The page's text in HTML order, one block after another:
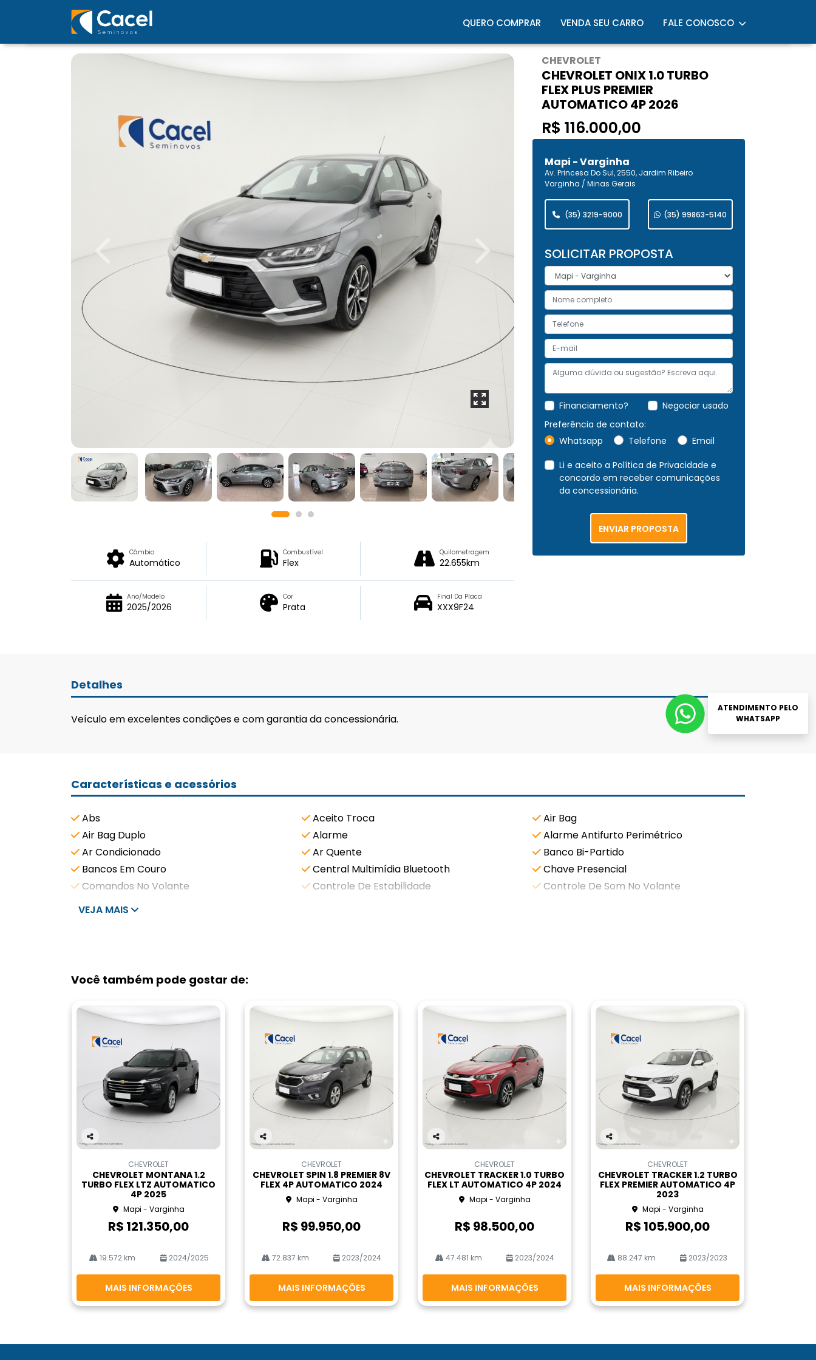
QUERO COMPRAR VENDA SEU CARRO FALE CONOSCO
CHEVROLET
CHEVROLET ONIX 1.0 TURBO
FLEX PLUS PREMIER
AUTOMATICO 4P 2026
R$ 116.000,00
Mapi - Varginha
Av. Princesa Do Sul, 2550, Jardim Ribeiro
Varginha / Minas Gerais
(35) 3219-9000 (35) 99863-5140
SOLICITAR PROPOSTA
Financiamento?
Negociar usado
Preferência de contato:
Whatsapp
Telefone
Email
Li e aceito a Política de Privacidade e
concordo em receber comunicações
da concessionária.
ENVIAR PROPOSTA
Previous Next
Câmbio
Automático
Combustível
Flex
Quilometragem
22.655km
Ano/Modelo
2025/2026
Cor
Prata
Final Da Placa
XXX9F24
Detalhes
Veículo em excelentes condições e com garantia da concessionária.
Características e acessórios
Abs Aceito Troca
Air Bag
Air Bag Duplo
Alarme
Alarme Antifurto Perimétrico
Ar Condicionado
Ar Quente
Banco Bi-Partido
Bancos Em Couro
Central Multimídia Bluetooth
Chave Presencial
Comandos No Volante
Controle De Estabilidade
Controle De Som No Volante
VEJA MAIS
Você também pode gostar de:
Co
rtil
he
CHEVROLET
CHEVROLET MONTANA 1.2
TURBO FLEX LTZ AUTOMATICO
4P 2025
Mapi - Varginha
R$ 121.350,00
19.572 km 2024/2025
MAIS INFORMAÇÕES
Co
rtil
he
CHEVROLET
CHEVROLET SPIN 1.8 PREMIER 8V
FLEX 4P AUTOMATICO 2024
Mapi - Varginha
R$ 99.950,00
72.837 km 2023/2024
MAIS INFORMAÇÕES
Co
rtil
he
CHEVROLET
CHEVROLET TRACKER 1.0 TURBO
FLEX LT AUTOMATICO 4P 2024
Mapi - Varginha
R$ 98.500,00
47.481 km 2023/2024
MAIS INFORMAÇÕES
Co
rtil
he
CHEVROLET
CHEVROLET TRACKER 1.2 TURBO
FLEX PREMIER AUTOMATICO 4P
2023
Mapi - Varginha
R$ 105.900,00
88.247 km 2023/2023
MAIS INFORMAÇÕES
ATENDIMENTO PELO
WHATSAPP